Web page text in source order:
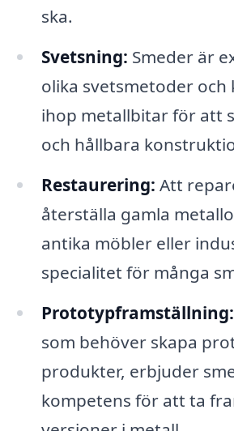
ska.
Svetsning: Smeder är
olika svetsmetoder och
ihop metallbitar för att
och hållbara
Restaurering: Att
återställa gamla
antika möbler eller
specialitet för många
Prototypframställning:
som behöver skapa
produkter, erbjuder
kompetens för att ta